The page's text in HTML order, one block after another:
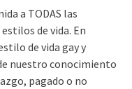
a TODAS las
de vida. En
de vida gay y
nuestro conocimiento
pagado o no